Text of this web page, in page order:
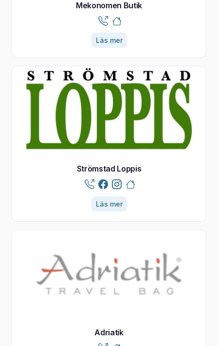
Mekonomen Butik
Läs mer
Strömstad Loppis
Läs mer
Adriatik